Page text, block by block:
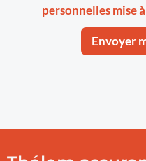
personnellesmise
Envoyer